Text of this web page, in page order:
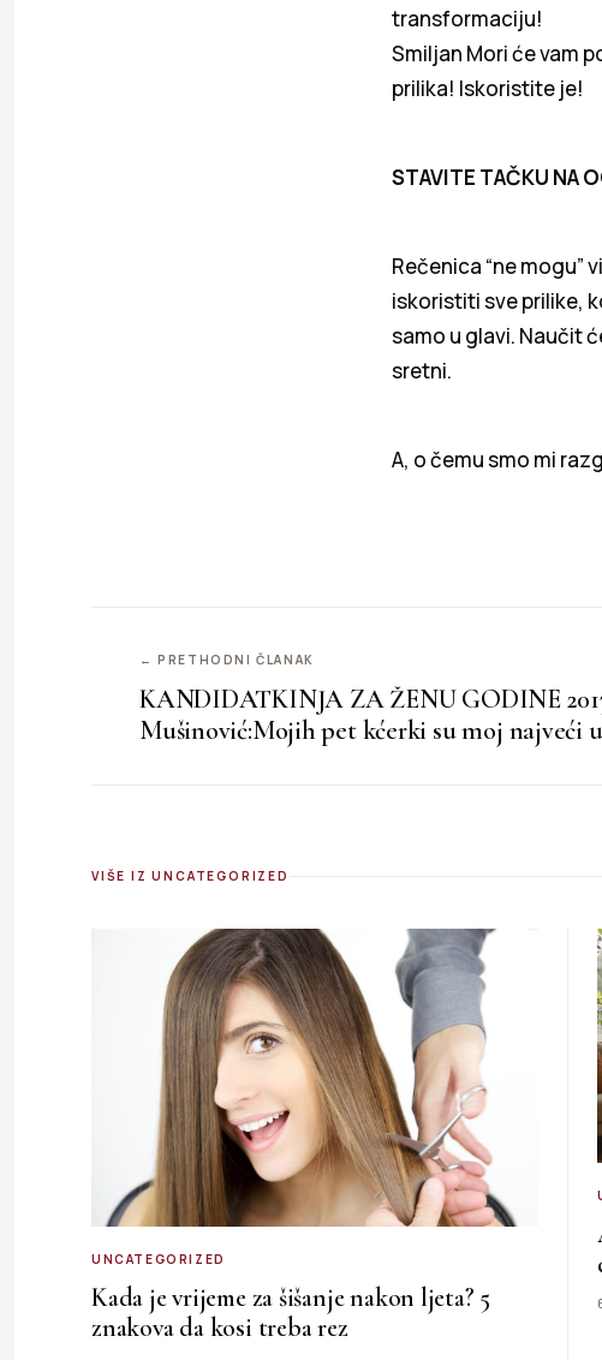
transformaciju!
Smiljan Mori će vam
prilika! Iskoristite je!
STAVITE TAČKU NA
Rečenica “ne mogu”
iskoristiti sve prilike,
samo u glavi. Naučit
sretni.
A, o čemu smo mi
← PRETHODNI ČLANAK
KANDIDATKINJA ZA ŽENU GODINE
Mušinović:Mojih pet kćerki su moj najveći
VIŠE IZ UNCATEGORIZED
UNCATEGORIZED
Kada je vrijeme za šišanje nakon ljeta? 5
znakova da kosi treba rez